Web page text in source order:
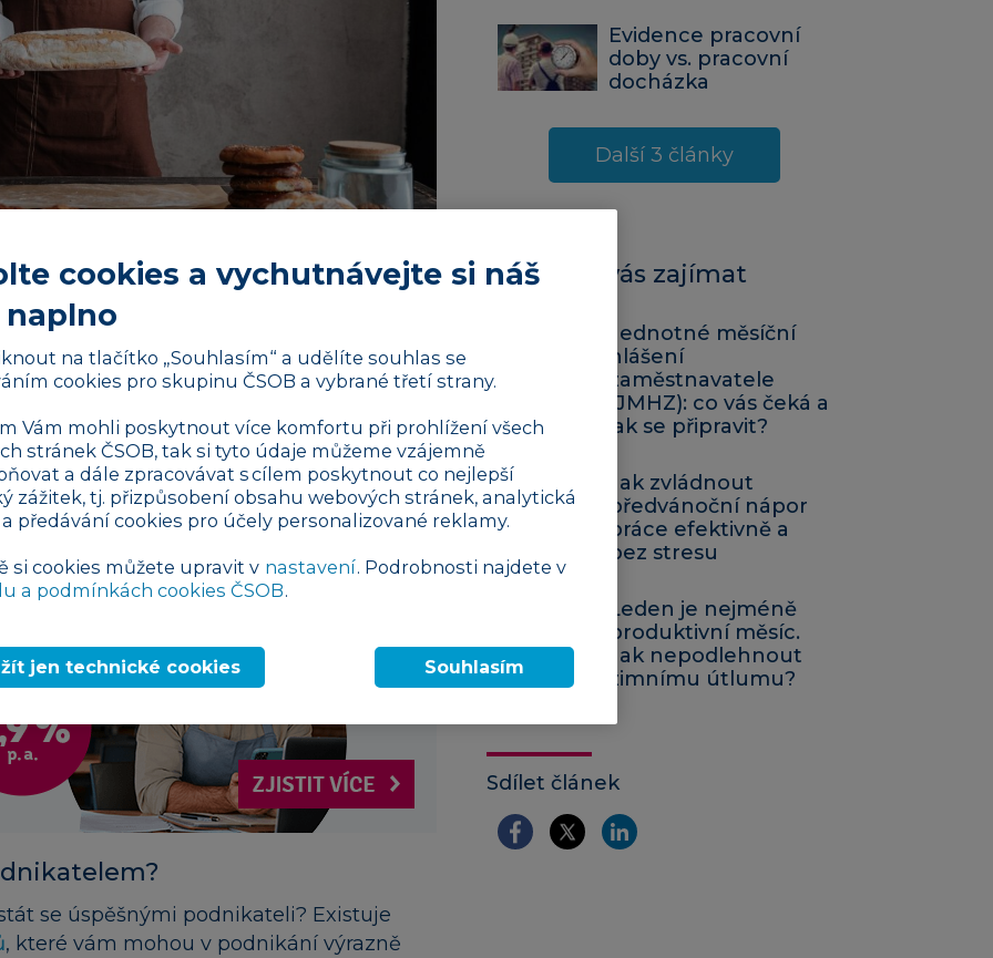
zaměstnáním?
řadu výhod a je vhodné zejména
pány svého času. Podnikání přináší
je možnostpotenciálního vysokého
totiž záleží jen na vás. Řadě
nikdo nestojí a sami rozhodují o tom,
rozhodovat o budoucnosti svého
pracovat odkudkoliv a převést
Reklama
se úspěšnými podnikateli? Existuje
, které vám mohou v podnikání výrazně
Evidence pracovní
doby vs. pracovní
docházka
Další 3 články
Mohlo by vás zajímat
Jednotné měsíční
hlášení
zaměstnavatele
(JMHZ): co vás čeká a
jak se připravit?
Jak zvládnout
předvánoční nápor
práce efektivně a
bez stresu
Leden je nejméně
produktivní měsíc.
Jak nepodlehnout
zimnímu útlumu?
Sdílet článek
cookies a vychutnávejte si náš
na tlačítko „Souhlasím“ a udělíte souhlas se
cookies pro skupinu ČSOB a vybrané třetí strany.
Vám mohli poskytnout více komfortu při prohlížení všech
stránek ČSOB, tak si tyto údaje můžeme vzájemně
a dále zpracovávat s cílem poskytnout co nejlepší
zážitek, tj. přizpůsobení obsahu webových stránek, analytická
předávání cookies pro účely personalizované reklamy.
si cookies můžete upravit v nastavení. Podrobnosti najdete v
a podmínkách cookies ČSOB.
jen technické cookies Souhlasím